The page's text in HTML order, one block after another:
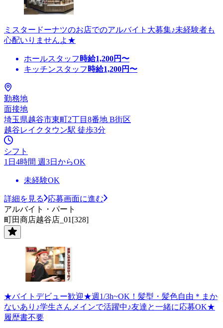
ミスタードーナツのお店でのアルバイト大募集♪未経験者も
心配いりませんよ★
ホールスタッフ 時給1,200円〜
キッチンスタッフ 時給1,200円〜
勤務地
面接地
埼玉県越谷市東町2丁目8番地 B街区
越谷レイクタウン駅 徒歩3分
シフト
1日4時間 週3日からOK
未経験OK
詳細を見る
応募画面に進む
アルバイト・パート
町田商店越谷店_01[328]
★バイトデビュー歓迎★週1/3h~OK！髪型・髪色自由＊まか
ないあり♪学生さんメインで活躍中♪友達と一緒に応募OK★
履歴書不要